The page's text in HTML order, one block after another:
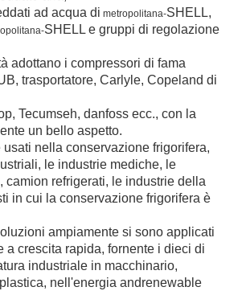
ad acqua di metropolitana-SHELL,
SHELL e gruppi di regolazione
adottano i compressori di fama
trasportatore, Carlyle, Copeland di
Tecumseh, danfoss ecc., con la
un bello aspetto.
nella conservazione frigorifera,
le industrie mediche, le
camion refrigerati, le industrie della
in cui la conservazione frigorifera è
ampiamente si sono applicati
a crescita rapida, fornente i dieci di
industriale in macchinario,
nell'energia andrenewable